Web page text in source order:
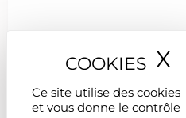
Ce site utilise des cookies
et vous donne le contrôle
X